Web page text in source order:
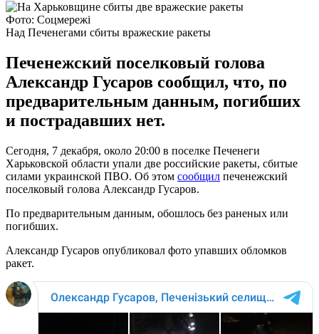
Фото: Соцмережі
Над Печенегами сбиты вражеские ракеты
Печенежский поселковый голова
Александр Гусаров сообщил, что, по
предварительным данным, погибших
и пострадавших нет.
Сегодня, 7 декабря, около 20:00 в поселке Печенеги
Харьковской области упали две российские ракеты, сбитые
силами украинской ПВО. Об этом сообщил печенежский
поселковый голова Александр Гусаров.
По предварительным данным, обошлось без раненых или
погибших.
Александр Гусаров опубликовал фото упавших обломков
ракет.